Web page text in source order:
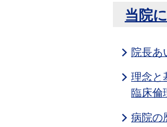
当院
院長あ
理念と
臨床倫
病院の